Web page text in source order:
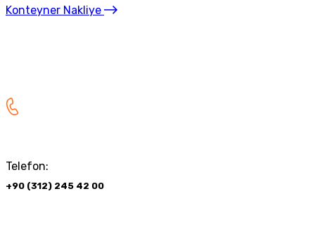
Konteyner Nakliye
Telefon:
+90 (312) 245 42 00